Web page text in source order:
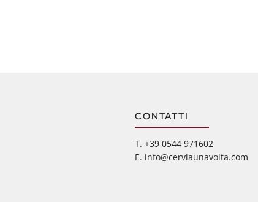
CONTATTI
‭T. +39 0544 971602
E. info@cerviaunavolta.com